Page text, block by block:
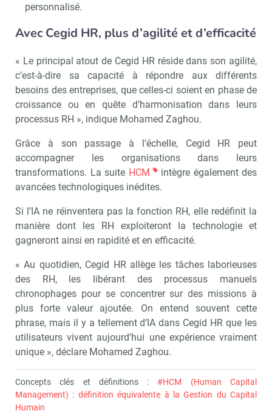
personnalisé.
Avec Cegid HR, plus d’agilité et d’efficacité
« Le principal atout de Cegid HR réside dans son agilité,
c’est-à-dire sa capacité à répondre aux différents
besoins des entreprises, que celles-ci soient en phase de
croissance ou en quête d’harmonisation dans leurs
processus RH », indique Mohamed Zaghou.
Grâce à son passage à l’échelle, Cegid HR peut
accompagner les organisations dans leurs
transformations. La suite HCM
intègre également des
avancées technologiques inédites.
Si l’IA ne réinventera pas la fonction RH, elle redéfinit la
manière dont les RH exploiteront la technologie et
gagneront ainsi en rapidité et en efficacité.
« Au quotidien, Cegid HR allège les tâches laborieuses
des RH, les libérant des processus manuels
chronophages pour se concentrer sur des missions à
plus forte valeur ajoutée. On entend souvent cette
phrase, mais il y a tellement d’IA dans Cegid HR que les
utilisateurs vivent aujourd’hui une expérience vraiment
unique », déclare Mohamed Zaghou.
Concepts clés et définitions :#HCM (Human Capital
Management) : définition équivalente à la Gestion du Capital
Humain